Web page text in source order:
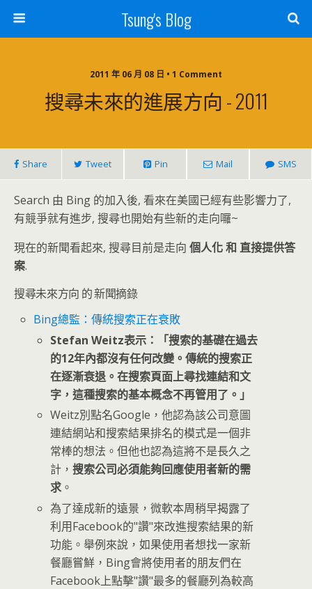
Tsung's Blog
2011 年 06 月 08 日 • 1 Comment
搜尋未來的進展方向 - 2011
Share Tweet Pin Mail SMS
Search 由 Bing 的加入後, 看來在美國已經有些影響力了,
有競爭就有進步, 搜尋也開始有些新的走向囉~
現在的新聞看起來, 搜尋目前是走向 個人化 和 直接提供答
案.
搜尋未來方向 的 新聞摘錄
Bing總監：傳統搜索正在衰敗
Stefan Weitz表示：「搜索的基礎在過去
的12年內都沒有任何改變。傳統的搜索正
在逐漸衰退。在搜索頁面上尋找連結和文
字，這種搜索的基本概念不再管用了。」
Weitz別點名Google，他認為該公司意圖
連結網站和搜索結果排名的模式是一個非
常棒的想法。但他也認為這將不是長久之
計，搜索公司必須能夠回應使用者新的需
求 。
為了達成新的遠景，微軟本周稍早揭露了
利用Facebook的"讚"來改進搜索結果的新
功能。舉例來說，如果使用者想找一家新
餐廳嘗鮮，Bing會將使用者的朋友們在
Facebook上點擊"讚"最多的餐廳列為較高